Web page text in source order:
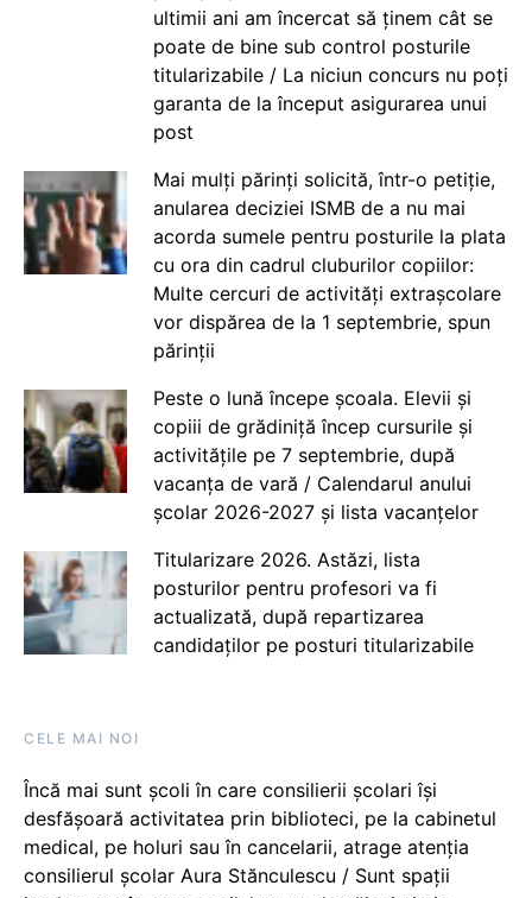
ultimii ani am încercat să ținem cât se
poate de bine sub control posturile
titularizabile / La niciun concurs nu poți
garanta de la început asigurarea unui
post
Mai mulți părinți solicită, într-o petiție,
anularea deciziei ISMB de a nu mai
acorda sumele pentru posturile la plata
cu ora din cadrul cluburilor copiilor:
Multe cercuri de activități extrașcolare
vor dispărea de la 1 septembrie, spun
părinții
Peste o lună începe școala. Elevii și
copiii de grădiniță încep cursurile și
activitățile pe 7 septembrie, după
vacanța de vară / Calendarul anului
școlar 2026-2027 și lista vacanțelor
Titularizare 2026. Astăzi, lista
posturilor pentru profesori va fi
actualizată, după repartizarea
candidaților pe posturi titularizabile
CELE MAI NOI
Încă mai sunt școli în care consilierii școlari își
desfășoară activitatea prin biblioteci, pe la cabinetul
medical, pe holuri sau în cancelarii, atrage atenția
consilierul școlar Aura Stănculescu / Sunt spații